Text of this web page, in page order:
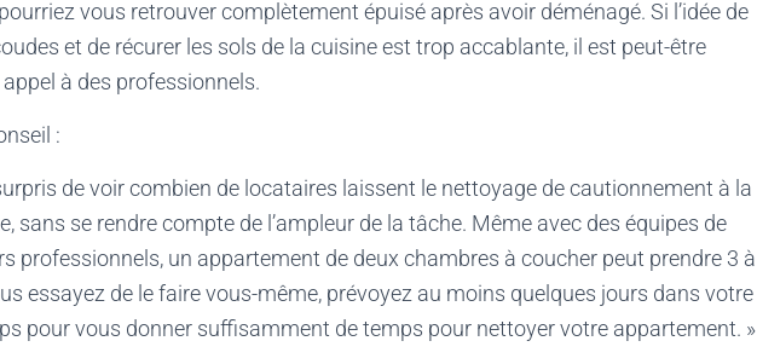
vous retrouver complètement épuisé après avoir déménagé. Si l’idée de
et de récurer les sols de la cuisine est trop accablante, il est peut-être
à des professionnels.
:
de voir combien de locataires laissent le nettoyage de cautionnement à la
sans se rendre compte de l’ampleur de la tâche. Même avec des équipes de
professionnels, un appartement de deux chambres à coucher peut prendre 3 à
essayez de le faire vous-même, prévoyez au moins quelques jours dans votre
pour vous donner suffisamment de temps pour nettoyer votre appartement. »